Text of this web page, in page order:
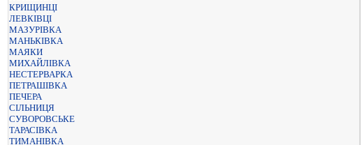
КРИЩИНЦІ
ЛЕВКІВЦІ
МАЗУРІВКА
МАНЬКІВКА
МАЯКИ
МИХАЙЛІВКА
НЕСТЕРВАРКА
ПЕТРАШІВКА
ПЕЧЕРА
СІЛЬНИЦЯ
СУВОРОВСЬКЕ
ТАРАСІВКА
ТИМАНІВКА